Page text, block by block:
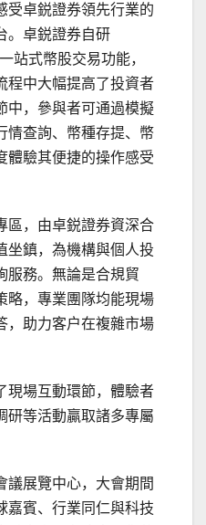
受卓鋭證券領先行業的
。卓鋭證券自研
站式幣股交易功能，
程中大幅提高了投資者
中，參與者可通過模擬
情查詢、幣種存提、幣
體驗其便捷的操作感受
區，由卓鋭證券資深合
坐鎮，為機構與個人投
服務。無論是合規貿
略，專業團隊均能現場
，助力客户在複雜市場
現場互動環節，體驗者
研等活動贏取諸多專屬
議展覽中心，大會期間
嘉賓、行業同仁與科技